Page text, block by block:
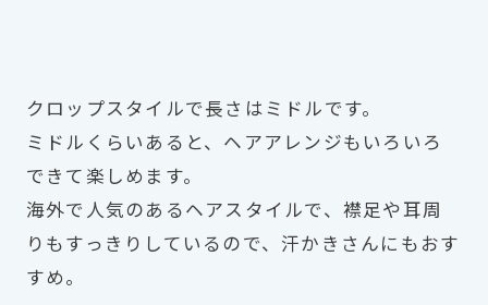
クロップスタイルで長さはミドルです。
ミドルくらいあると、ヘアアレンジもいろいろ
できて楽しめます。
海外で人気のあるヘアスタイルで、襟足や耳周
りもすっきりしているので、汗かきさんにもおす
すめ。